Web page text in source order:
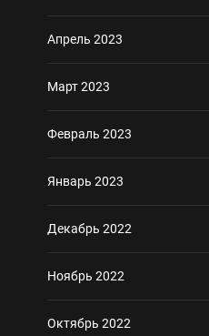
Апрель 2023
Март 2023
Февраль 2023
Январь 2023
Декабрь 2022
Ноябрь 2022
Октябрь 2022